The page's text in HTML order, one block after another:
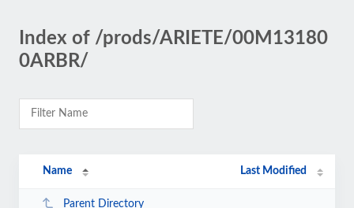
Index of /prods/ARIETE/00M13180
0ARBR/
Name Last Modified
Parent Directory